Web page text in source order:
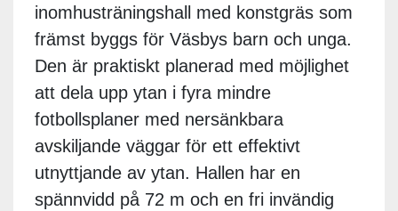
inomhusträningshall med konstgräs som
främst byggs för Väsbys barn och unga.
Den är praktiskt planerad med möjlighet
att dela upp ytan i fyra mindre
fotbollsplaner med nersänkbara
avskiljande väggar för ett effektivt
utnyttjande av ytan. Hallen har en
spännvidd på 72 m och en fri invändig